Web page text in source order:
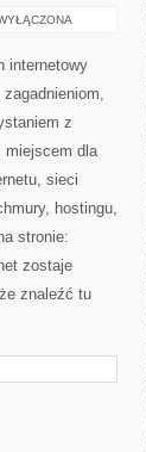
internetowy
z
miejscem dla
sieci
hostingu,
stronie:
zostaje
znaleźć tu